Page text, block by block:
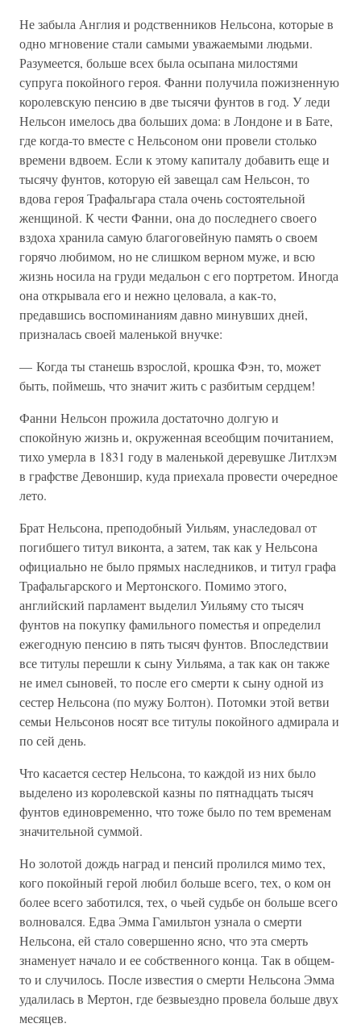
Не забыла Англия и родственников Нельсона, которые в
одно мгновение стали самыми уважаемыми людьми.
Разумеется, больше всех была осыпана милостями
супруга покойного героя. Фанни получила пожизненную
королевскую пенсию в две тысячи фунтов в год. У леди
Нельсон имелось два больших дома: в Лондоне и в Бате,
где когда-то вместе с Нельсоном они провели столько
времени вдвоем. Если к этому капиталу добавить еще и
тысячу фунтов, которую ей завещал сам Нельсон, то
вдова героя Трафальгара стала очень состоятельной
женщиной. К чести Фанни, она до последнего своего
вздоха хранила самую благоговейную память о своем
горячо любимом, но не слишком верном муже, и всю
жизнь носила на груди медальон с его портретом. Иногда
она открывала его и нежно целовала, а как-то,
предавшись воспоминаниям давно минувших дней,
призналась своей маленькой внучке:
— Когда ты станешь взрослой, крошка Фэн, то, может
быть, поймешь, что значит жить с разбитым сердцем!
Фанни Нельсон прожила достаточно долгую и
спокойную жизнь и, окруженная всеобщим почитанием,
тихо умерла в 1831 году в маленькой деревушке Литлхэм
в графстве Девоншир, куда приехала провести очередное
лето.
Брат Нельсона, преподобный Уильям, унаследовал от
погибшего титул виконта, а затем, так как у Нельсона
официально не было прямых наследников, и титул графа
Трафальгарского и Мертонского. Помимо этого,
английский парламент выделил Уильяму сто тысяч
фунтов на покупку фамильного поместья и определил
ежегодную пенсию в пять тысяч фунтов. Впоследствии
все титулы перешли к сыну Уильяма, а так как он также
не имел сыновей, то после его смерти к сыну одной из
сестер Нельсона (по мужу Болтон). Потомки этой ветви
семьи Нельсонов носят все титулы покойного адмирала и
по сей день.
Что касается сестер Нельсона, то каждой из них было
выделено из королевской казны по пятнадцать тысяч
фунтов единовременно, что тоже было по тем временам
значительной суммой.
Но золотой дождь наград и пенсий пролился мимо тех,
кого покойный герой любил больше всего, тех, о ком он
более всего заботился, тех, о чьей судьбе он больше всего
волновался. Едва Эмма Гамильтон узнала о смерти
Нельсона, ей стало совершенно ясно, что эта смерть
знаменует начало и ее собственного конца. Так в общем-
то и случилось. После известия о смерти Нельсона Эмма
удалилась в Мертон, где безвыездно провела больше двух
месяцев.